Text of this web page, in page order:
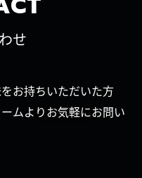
せ
お持ちいただいた方
ムよりお気軽にお問い